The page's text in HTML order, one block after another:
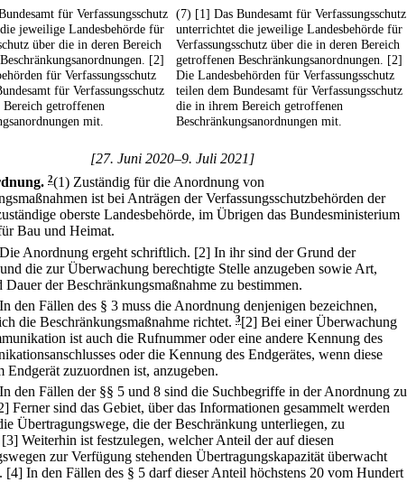
für Verfassungsschutz
jeweilige Landesbehörde für
über die in deren Bereich
[2]
für Verfassungsschutz
für Verfassungsschutz
getroffenen
mit.
(7) [1] Das Bundesamt für Verfassungsschutz
unterrichtet die jeweilige Landesbehörde für
Verfassungsschutz über die in deren Bereich
getroffenen Beschränkungsanordnungen. [2]
Die Landesbehörden für Verfassungsschutz
teilen dem Bundesamt für Verfassungsschutz
die in ihrem Bereich getroffenen
Beschränkungsanordnungen mit.
[27. Juni 2020–9. Juli 2021]
2(1) Zuständig für die Anordnung von
ist bei Anträgen der Verfassungsschutzbehörden der
oberste Landesbehörde, im Übrigen das Bundesministerium
Bau und Heimat.
Anordnung ergeht schriftlich. [2] In ihr sind der Grund der
die zur Überwachung berechtigte Stelle anzugeben sowie Art,
der Beschränkungsmaßnahme zu bestimmen.
den Fällen des § 3 muss die Anordnung denjenigen bezeichnen,
die Beschränkungsmaßnahme richtet. 3[2] Bei einer Überwachung
ist auch die Rufnummer oder eine andere Kennung des
oder die Kennung des Endgerätes, wenn diese
Endgerät zuzuordnen ist, anzugeben.
den Fällen der §§ 5 und 8 sind die Suchbegriffe in der Anordnung zu
Ferner sind das Gebiet, über das Informationen gesammelt werden
Übertragungswege, die der Beschränkung unterliegen, zu
[3] Weiterhin ist festzulegen, welcher Anteil der auf diesen
zur Verfügung stehenden Übertragungskapazität überwacht
[4] In den Fällen des § 5 darf dieser Anteil höchstens 20 vom Hundert